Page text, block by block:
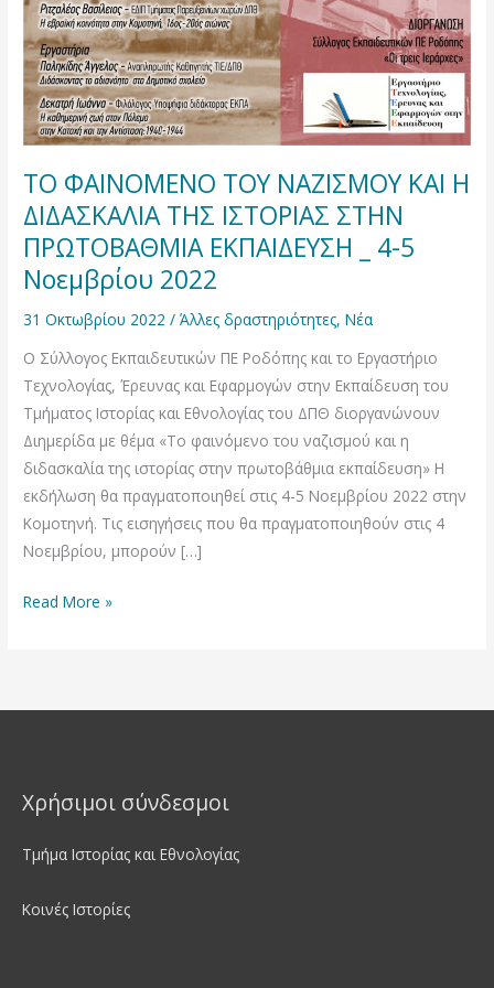
ΤΟ ΦΑΙΝΟΜΕΝΟ ΤΟΥ ΝΑΖΙΣΜΟΥ ΚΑΙ Η
ΔΙΔΑΣΚΑΛΙΑ ΤΗΣ ΙΣΤΟΡΙΑΣ ΣΤΗΝ
ΠΡΩΤΟΒΑΘΜΙΑ ΕΚΠΑΙΔΕΥΣΗ _ 4-5
Νοεμβρίου 2022
31 Οκτωβρίου 2022/Άλλες δραστηριότητες,Νέα
Ο Σύλλογος Εκπαιδευτικών ΠΕ Ροδόπης και το Εργαστήριο
Τεχνολογίας, Έρευνας και Εφαρμογών στην Εκπαίδευση του
Τμήματος Ιστορίας και Εθνολογίας του ΔΠΘ διοργανώνουν
Διημερίδα με θέμα «Το φαινόμενο του ναζισμού και η
διδασκαλία της ιστορίας στην πρωτοβάθμια εκπαίδευση» Η
εκδήλωση θα πραγματοποιηθεί στις 4-5 Νοεμβρίου 2022 στην
Κομοτηνή. Τις εισηγήσεις που θα πραγματοποιηθούν στις 4
Νοεμβρίου, μπορούν […]
ΔΙΔΑΣΚΑΛΙΑ
ΤΗΣ
ΙΣΤΟΡΙΑΣ
ΣΤΗΝ
ΠΡΩΤΟΒΑΘΜΙΑ
ΕΚΠΑΙΔΕΥΣΗ
_
4-
5
Νοεμβρίου
2022
Read More »
Χρήσιμοι σύνδεσμοι
Τμήμα Ιστορίας και Εθνολογίας
Κοινές Ιστορίες